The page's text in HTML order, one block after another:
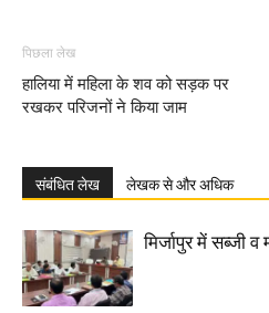
पिछला लेख
हालिया में महिला के शव को सड़क पर
रखकर परिजनों ने किया जाम
संबंधित लेख लेखक से और अधिक
मिर्जापुर में सब्जी